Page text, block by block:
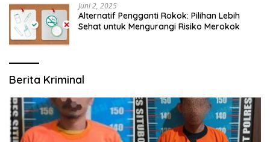
Juni 2, 2025
Alternatif Pengganti Rokok: Pilihan Lebih
Sehat untuk Mengurangi Risiko Merokok
Berita Kriminal